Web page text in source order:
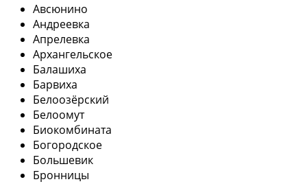
Авсюнино
Андреевка
Апрелевка
Архангельское
Балашиха
Барвиха
Белоозёрский
Белоомут
Биокомбината
Богородское
Большевик
Бронницы